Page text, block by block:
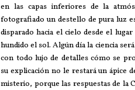
en las capas inferiores de la
fotografiado un destello de pura luz
disparado hacia el cielo desde el
hundido el sol. Algún día la ciencia
con todo lujo de detalles cómo se
su explicación no le restará un ápice
misterio, porque las respuestas de la